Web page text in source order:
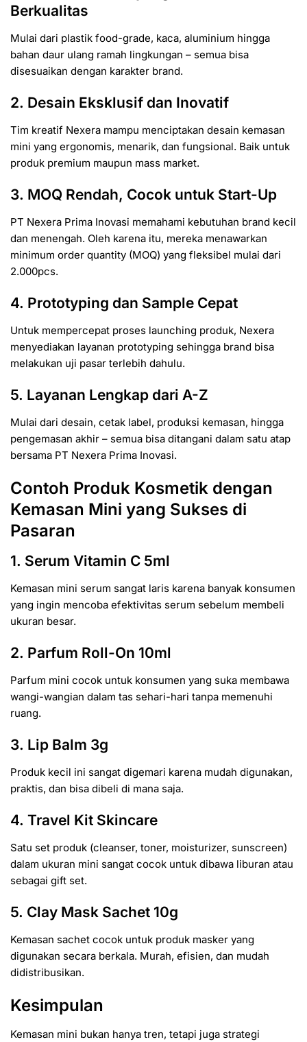
Berkualitas
Mulai dari plastik food-grade, kaca, aluminium hingga
bahan daur ulang ramah lingkungan – semua bisa
disesuaikan dengan karakter brand.
2. Desain Eksklusif dan Inovatif
Tim kreatif Nexera mampu menciptakan desain kemasan
mini yang ergonomis, menarik, dan fungsional. Baik untuk
produk premium maupun mass market.
3. MOQ Rendah, Cocok untuk Start-Up
PT Nexera Prima Inovasi memahami kebutuhan brand kecil
dan menengah. Oleh karena itu, mereka menawarkan
minimum order quantity (MOQ) yang fleksibel mulai dari
2.000pcs.
4. Prototyping dan Sample Cepat
Untuk mempercepat proses launching produk, Nexera
menyediakan layanan prototyping sehingga brand bisa
melakukan uji pasar terlebih dahulu.
5. Layanan Lengkap dari A-Z
Mulai dari desain, cetak label, produksi kemasan, hingga
pengemasan akhir – semua bisa ditangani dalam satu atap
bersama PT Nexera Prima Inovasi.
Contoh Produk Kosmetik dengan
Kemasan Mini yang Sukses di
Pasaran
1. Serum Vitamin C 5ml
Kemasan mini serum sangat laris karena banyak konsumen
yang ingin mencoba efektivitas serum sebelum membeli
ukuran besar.
2. Parfum Roll-On 10ml
Parfum mini cocok untuk konsumen yang suka membawa
wangi-wangian dalam tas sehari-hari tanpa memenuhi
ruang.
3. Lip Balm 3g
Produk kecil ini sangat digemari karena mudah digunakan,
praktis, dan bisa dibeli di mana saja.
4. Travel Kit Skincare
Satu set produk (cleanser, toner, moisturizer, sunscreen)
dalam ukuran mini sangat cocok untuk dibawa liburan atau
sebagai gift set.
5. Clay Mask Sachet 10g
Kemasan sachet cocok untuk produk masker yang
digunakan secara berkala. Murah, efisien, dan mudah
didistribusikan.
Kesimpulan
Kemasan mini bukan hanya tren, tetapi juga strategi